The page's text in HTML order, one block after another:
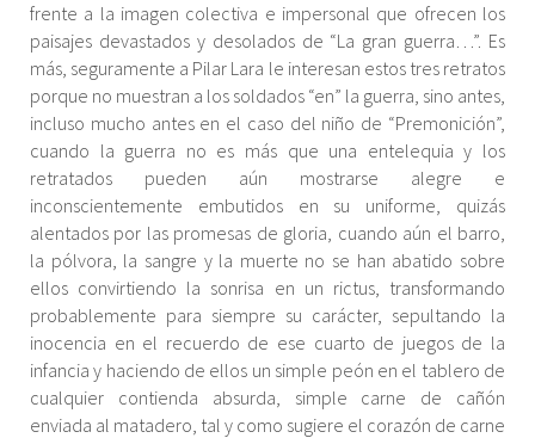
frente a la imagen colectiva e impersonal que ofrecen los
paisajes devastados y desolados de “La gran guerra…”. Es
más, seguramente a Pilar Lara le interesan estos tres retratos
porque no muestran a los soldados “en” la guerra, sino antes,
incluso mucho antes en el caso del niño de “Premonición”,
cuando la guerra no es más que una entelequia y los
retratados pueden aún mostrarse alegre e
inconscientemente embutidos en su uniforme, quizás
alentados por las promesas de gloria, cuando aún el barro,
la pólvora, la sangre y la muerte no se han abatido sobre
ellos convirtiendo la sonrisa en un rictus, transformando
probablemente para siempre su carácter, sepultando la
inocencia en el recuerdo de ese cuarto de juegos de la
infancia y haciendo de ellos un simple peón en el tablero de
cualquier contienda absurda, simple carne de cañón
enviada al matadero, tal y como sugiere el corazón de carne